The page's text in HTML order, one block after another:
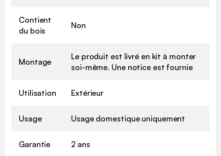
Contient
du bois
Non
Montage
Le produit est livré en kit à monter
soi-même. Une notice est fournie
Utilisation Extérieur
Usage Usage domestique uniquement
Garantie 2 ans